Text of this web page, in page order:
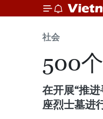
社会
500
在开展“推
座烈士墓进